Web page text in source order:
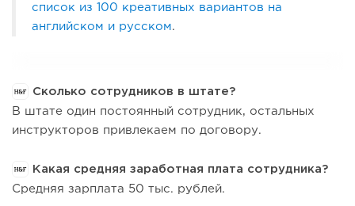
список из 100 креативных вариантов на
английском и русском.
Сколько сотрудников в штате?
В штате один постоянный сотрудник, остальных
инструкторов привлекаем по договору.
Какая средняя заработная плата сотрудника?
Средняя зарплата 50 тыс. рублей.